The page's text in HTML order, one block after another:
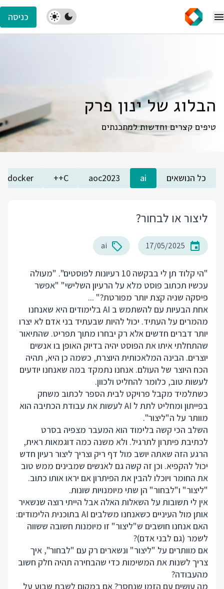
כניסה
הבלוג של ינון פרק
טיפים קצרים וחדשות למתכנתים
כל הנושאים ai
aoc2023
C++
docker
ליצור או לבחור?
17/05/2025
ai
"הי קלוד תן לי בבקשה 10 רעיונות לפוסטים". "מעולה
עכשיו תכתוב פוסט מלא על הרעיון השלישי" "אפשר
פיסקה שניה קצת יותר מפורטת?" ...
אחת הבעיות עם להשתמש ב AI בלימודים היא שאנחנו
מהמרים על העתיד. יכול להיות שבעתיד בני אדם לא יצרו
יותר דברים חדשים אלא רק יבחרו מתוך תפריט. שהתיאור
שהתחלתי איתו את הפוסט יהיה בדיוק האופן בו אנשים
יוצרים. הבינה המלאכותית היוצרת, כשמה כן היא, תהיה
הכח היוצר של העולם. אנחנו נתמקד במה שאנחנו יודעים
לעשות טוב, כלומר להחליט ולכוון.
כשתלמיד מקבל פרויקט לבית הספר לכתוב משחק
בפייתון ומחליט לתת ל AI לעשות את עבודת הכתיבה הוא
מוותר על ה"ליצור".
השלב הכי קשה בלימוד הוא המעבר מצפיה בסרט
לכתיבת פיתרון לתרגיל. ולא משנה כמה דוגמאות ראית,
הרגע הזה שאתה יושב מול דף ריק וצריך ליצור רעיון חדש
יכול להקפיא. וכן זה קשה גם לאנשים שמבינים ממש טוב
את החומר ויוכלו להבין את הפיתרון אם יראו אותו כתוב.
"ליצור" ו"לבחור" הן שתי מיומנויות שונות.
אין לי תשובות על השאלות האלה אבל הייתי רוצה שנשאיר
אותן מול העיניים כשאנחנו משלבים AI בתוכנית הלימודים:
האם אנחנו חושבים ש"ליצור" זו מיומנות חשובה ששווה
לשמר (גם לבני אדם)?
אם מוותרים על "ליצור" ונשארים רק עם "לבחור", איך
צריך לשנות את המשימות כדי שהבחירה תהיה חלק חשוב
מהעבודה?
מה עושים עם הזמן שנחסך? אם במקום לשבת שבוע על